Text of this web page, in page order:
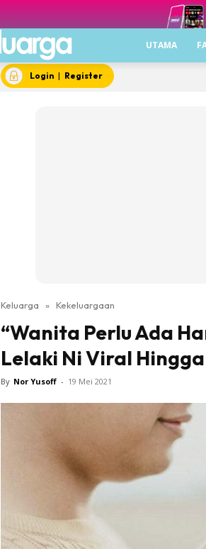
UTAMA
Login | Register
Keluarga » Kekeluargaan
“Wanita Perlu Ada
Lelaki Ni Viral
By Nor Yusoff - 19 Mei 2021